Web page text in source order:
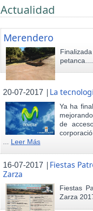
Actualidad
Merendero
20-07-2017 | La
Ya ha
de
Leer Más
16-07-2017 | Fiestas
Zarza
Fiestas
Zarza